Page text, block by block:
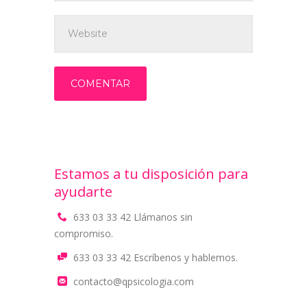
Estamos a tu disposición para
ayudarte
633 03 33 42 Llámanos sin
compromiso.
633 03 33 42 Escríbenos y hablemos.
contacto@qpsicologia.com